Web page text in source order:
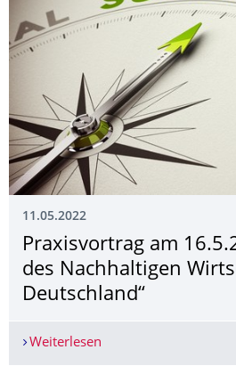
11.05.2022
Praxisvortrag am
des Nachhaltigen
Deutschland“
Weiterlesen